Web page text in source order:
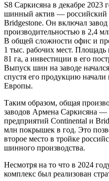
S8 Саркисяна в декабре 2023
шинный актив — российский
Bridgestone. Он включал завод
производительностью в 2,4
В общей сложности офис и
1 тыс. рабочих мест. Площадь
81 га, а инвестиции в его
Выпуск шин на заводе
спустя его продукцию
Европы.
Таким образом, общая
заводов Армена Саркисяна
предприятий Continental и
млн покрышек в год. Это
второе место в тройке
шинного производства.
Несмотря на то что в 2024
комплекс был реализован